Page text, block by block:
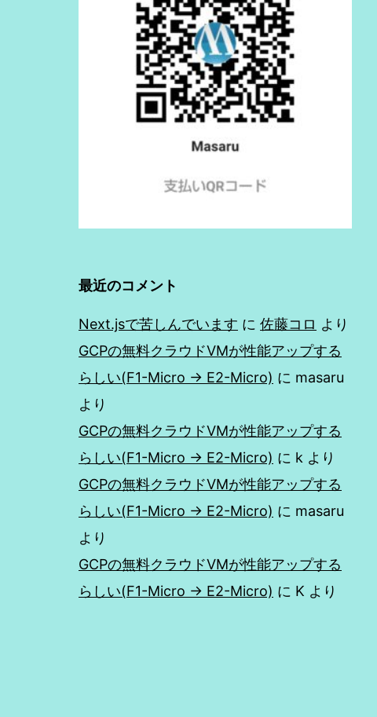
最近のコメント
Next.jsで苦しんでいます に 佐藤コロ より
GCPの無料クラウドVMが性能アップする
らしい(F1-Micro → E2-Micro) に masaru
より
GCPの無料クラウドVMが性能アップする
らしい(F1-Micro → E2-Micro) に k より
GCPの無料クラウドVMが性能アップする
らしい(F1-Micro → E2-Micro) に masaru
より
GCPの無料クラウドVMが性能アップする
らしい(F1-Micro → E2-Micro) に K より